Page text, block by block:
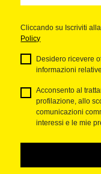
Cliccando su Iscriviti
Policy
Desidero ricevere
informazioni
Acconsento al
profilazione, allo
comunicazioni
interessi e le mie